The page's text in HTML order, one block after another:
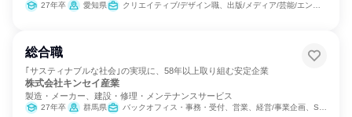
27年卒 愛知県 クリエイティブ/デザイン職、出版/メディア/芸能/エンタメ専門職
総合職
｢サスティナブルな社会｣の実現に、58年以上取り組む安定企業
株式会社キンセイ産業
製造・メーカー、建設・修理・メンテナンスサービス
27年卒 群馬県 バックオフィス・事務・受付、営業、経営/事業企画、SCM/生産管理/購買/物流、総務、組織運営管理・公務員・事務系職種